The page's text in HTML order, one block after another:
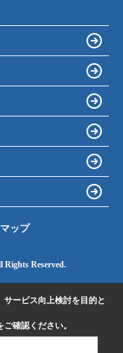
ップ
Reserved.
ービス向上検討を目的と
ご確認ください。